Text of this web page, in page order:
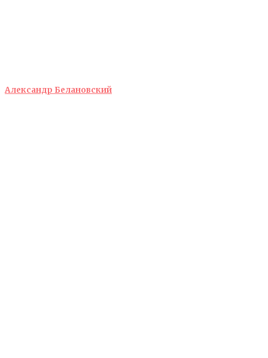
Александр Белановский